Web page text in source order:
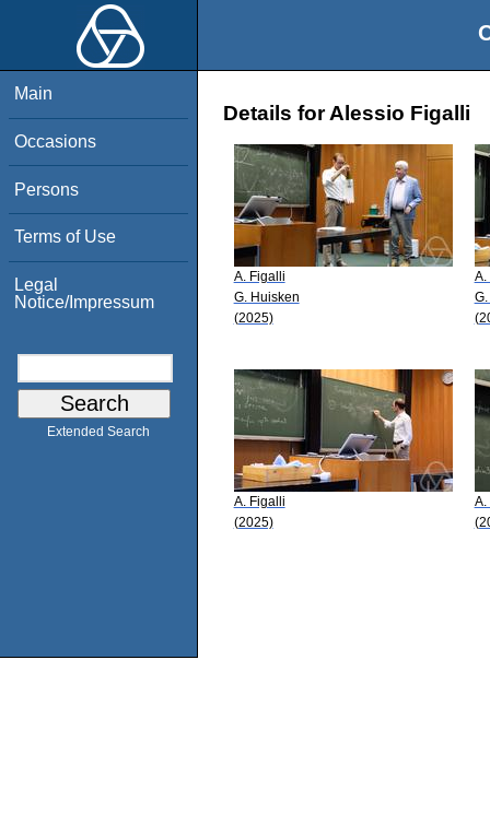
Main
Occasions
Persons
Terms of Use
Legal
Notice/Impressum
Extended Search
Details for Alessio Figalli
A. Figalli
G. Huisken
(2025)
A.
A. Figalli
(2025)
A.